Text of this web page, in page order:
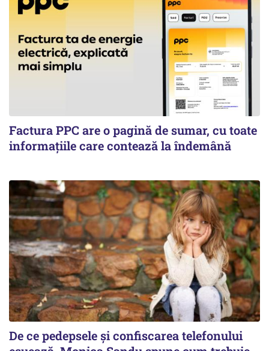
Factura PPC are o pagină de sumar, cu toate
informațiile care contează la îndemână
De ce pedepsele și confiscarea telefonului